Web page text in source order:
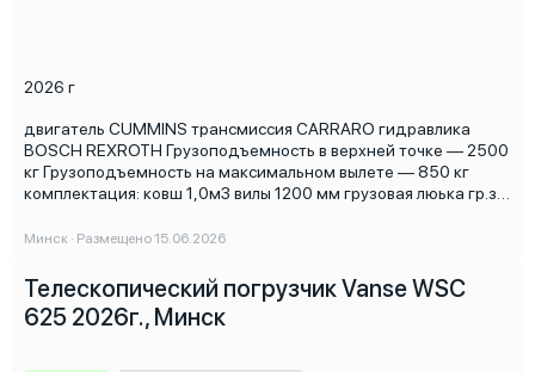
2026 г
двигатель CUMMINS трансмиссия CARRARO гидравлика
BOSCH REXROTH Грузоподъемность в верхней точке — 2500
кг Грузоподъемность на максимальном вылете — 850 кг
комплектация: ковш 1,0м3 вилы 1200 мм грузовая люька гр.з
Минск · Размещено 15.06.2026
Телескопический погрузчик Vanse WSC
625 2026г., Минск